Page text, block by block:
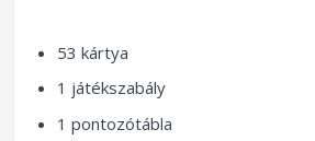
53 kártya
1 játékszabály
1 pontozótábla